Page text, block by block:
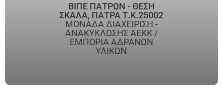
ΒΙΠΕ ΠΑΤΡΩΝ - ΘΕΣΗ
ΣΚΑΛΑ, ΠΑΤΡΑ Τ.Κ.25002
ΜΟΝΑΔΑ ΔΙΑΧΕΙΡΙΣΗ -
ΑΝΑΚΥΚΛΩΣΗΣ ΑΕΚΚ /
ΕΜΠΟΡΙΑ ΑΔΡΑΝΩΝ
ΥΛΙΚΩΝ